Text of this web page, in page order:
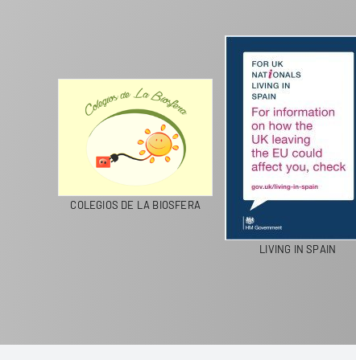
COLEGIOS DE LA BIOSFERA
LIVING IN SPAIN